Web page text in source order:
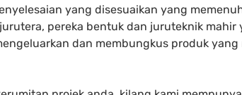
yang disesuaikan yang
pereka bentuk dan juruteknik mahir
dan membungkus produk